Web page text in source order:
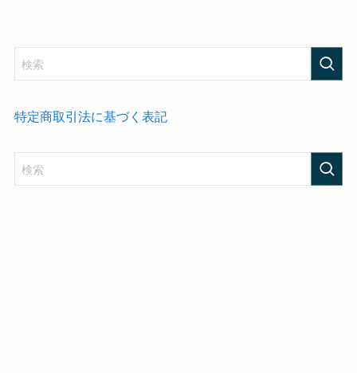
特定商取引法に基づく表記